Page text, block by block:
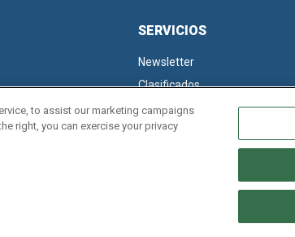
SERVICIOS
Newsletter
Clasificados
to assist our marketing campaigns
right, you can exercise your privacy